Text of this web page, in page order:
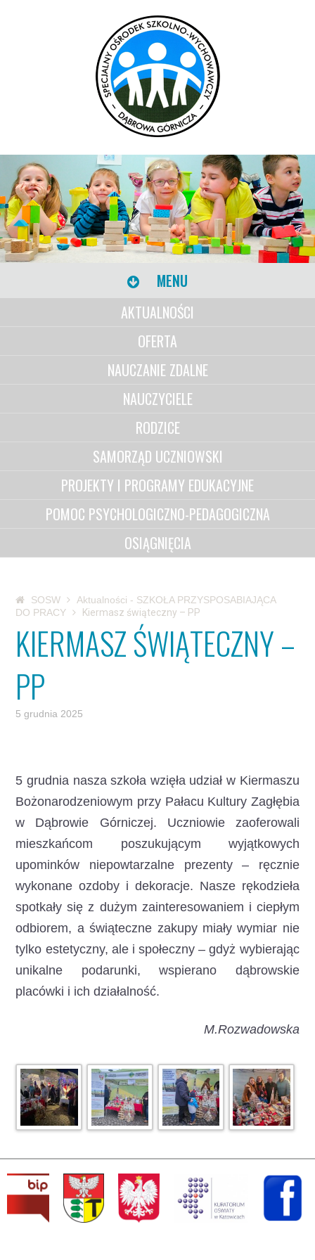
MENU
AKTUALNOŚCI
OFERTA
NAUCZANIE ZDALNE
NAUCZYCIELE
RODZICE
SAMORZĄD UCZNIOWSKI
PROJEKTY I PROGRAMY EDUKACYJNE
POMOC PSYCHOLOGICZNO-PEDAGOGICZNA
OSIĄGNIĘCIA
SOSW
Aktualności - SZKOŁA PRZYSPOSABIAJĄCA
DO PRACY
Kiermasz świąteczny – PP
KIERMASZ ŚWIĄTECZNY –
PP
5 grudnia 2025
5 grudnia nasza szkoła wzięła udział w Kiermaszu
Bożonarodzeniowym przy Pałacu Kultury Zagłębia
w Dąbrowie Górniczej. Uczniowie zaoferowali
mieszkańcom poszukującym wyjątkowych
upominków niepowtarzalne prezenty – ręcznie
wykonane ozdoby i dekoracje. Nasze rękodzieła
spotkały się z dużym zainteresowaniem i ciepłym
odbiorem, a świąteczne zakupy miały wymiar nie
tylko estetyczny, ale i społeczny – gdyż wybierając
unikalne podarunki, wspierano dąbrowskie
placówki i ich działalność.
M.Rozwadowska